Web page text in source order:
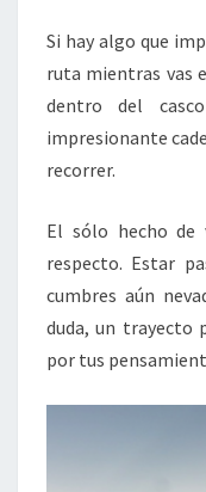
Si hay algo que
ruta mientras vas
dentro del
impresionante
recorrer.
El sólo hecho de
respecto. Estar
cumbres aún
duda, un trayecto
por tus